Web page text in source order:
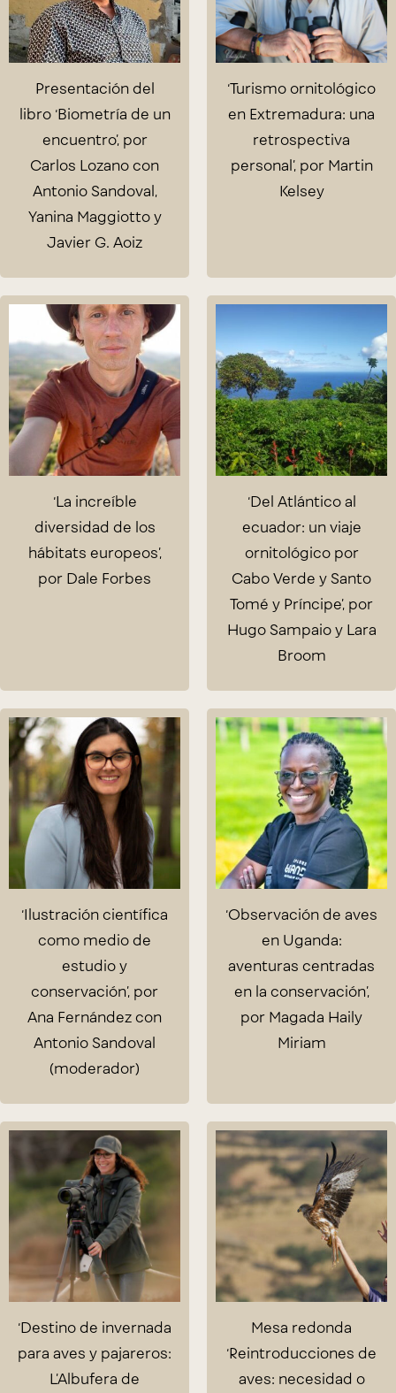
Presentación del
libro ‘Biometría de un
encuentro’, por
Carlos Lozano con
Antonio Sandoval,
Yanina Maggiotto y
Javier G. Aoiz
‘Turismo ornitológico
en Extremadura: una
retrospectiva
personal’, por Martin
Kelsey
‘La increíble
diversidad de los
hábitats europeos’,
por Dale Forbes
‘Del Atlántico al
ecuador: un viaje
ornitológico por
Cabo Verde y Santo
Tomé y Príncipe’, por
Hugo Sampaio y Lara
Broom
‘Ilustración científica
como medio de
estudio y
conservación’, por
Ana Fernández con
Antonio Sandoval
(moderador)
‘Observación de aves
en Uganda:
aventuras centradas
en la conservación’,
por Magada Haily
Miriam
‘Destino de invernada
para aves y pajareros:
L’Albufera de
Mesa redonda
‘Reintroducciones de
aves: necesidad o